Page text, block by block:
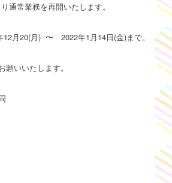
通常業務を再開いたします。
12月20(月) 〜 2022年1月14日(金)まで。
いいたします。